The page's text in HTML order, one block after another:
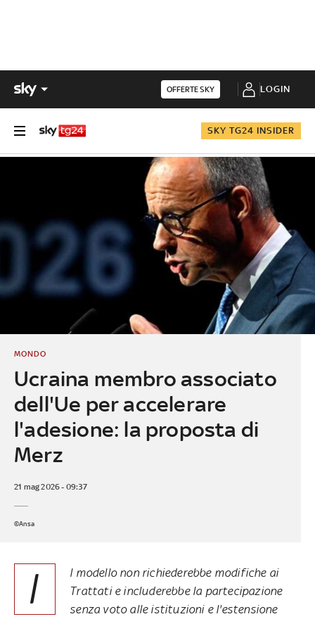
OFFERTE SKY LOGIN
SKY TG24 INSIDER
Ucraina membro associato
dell'Ue per accelerare
l'adesione: la proposta di
Merz
MONDO
21 mag 2026 - 09:37
©Ansa
I
l modello non richiederebbe modifiche ai
Trattati e includerebbe la partecipazione
senza voto alle istituzioni e l'estensione